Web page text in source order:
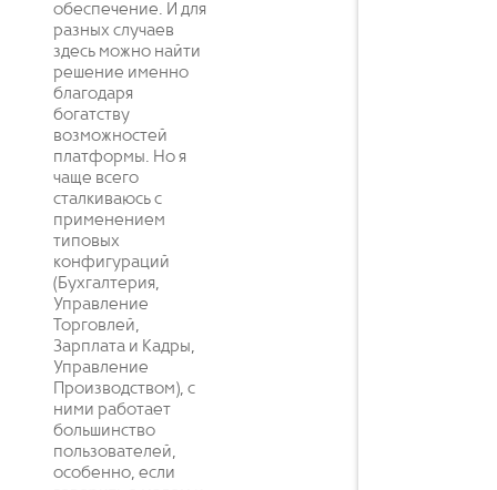
обеспечение. И для
разных случаев
здесь можно найти
решение именно
благодаря
богатству
возможностей
платформы. Но я
чаще всего
сталкиваюсь с
применением
типовых
конфигураций
(Бухгалтерия,
Управление
Торговлей,
Зарплата и Кадры,
Управление
Производством), с
ними работает
большинство
пользователей,
особенно, если